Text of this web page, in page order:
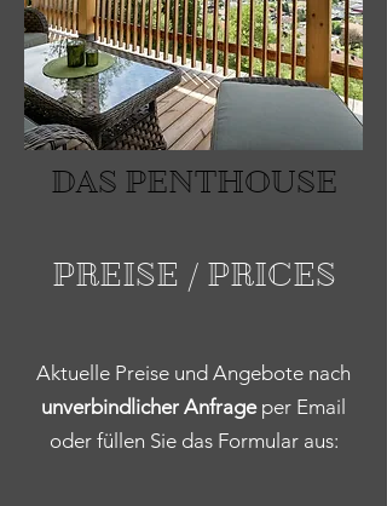
DAS PENTHOUSE
PREISE / PRICES
Aktuelle Preise und Angebote nach
unverbindlicher Anfrageper Email
oder füllen Sie das Formular aus: